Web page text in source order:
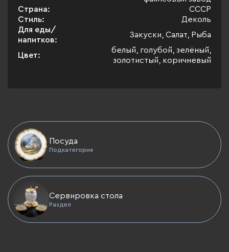
Страна:
СССР
Стиль:
Деколь
Для еды/
напитков:
Закуски, Салат, Рыба
Цвет:
белый, голубой, зелёный,
золотистый, коричневый
Посуда
Подкатегория
Сервировка стола
Раздел